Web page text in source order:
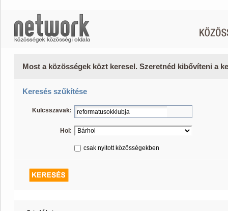
Most a közösségek közt keresel. Szeretnéd kibővíteni a
Keresés szűkítése
Kulcsszavak:
Hol:
csak nyitott közösségekben